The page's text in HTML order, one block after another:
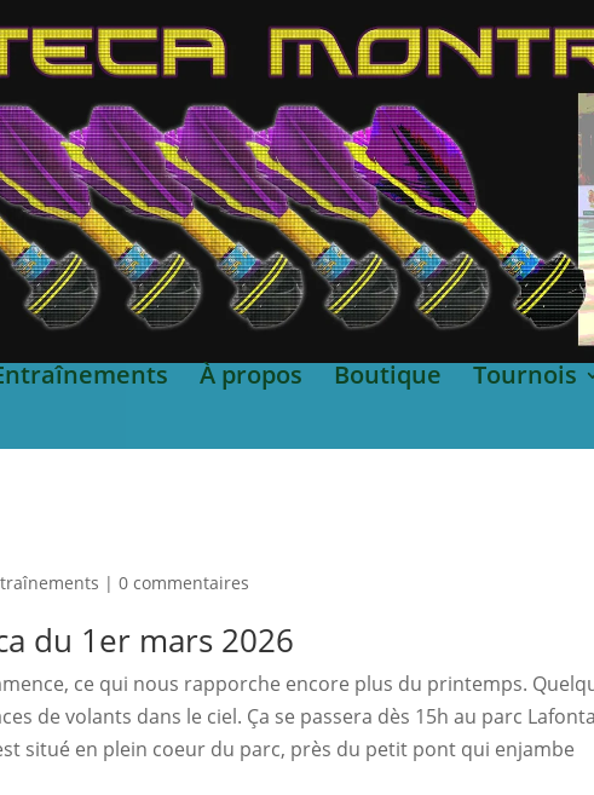
À propos Boutique Tournois
|0 commentaires
du 1er mars 2026
ce qui nous rapporche encore plus du printemps.
de volants dans le ciel. Ça se passera dès 15h au parc
situé en plein coeur du parc, près du petit pont qui enjambe